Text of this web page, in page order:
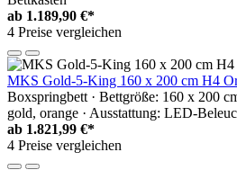
ab 1.189,90 €*
4 Preise vergleichen
MKS Gold-5-King 160 x 200 cm H4
Boxspringbett · Bettgröße: 160 x 200
gold, orange · Ausstattung: LED-
ab 1.821,99 €*
4 Preise vergleichen